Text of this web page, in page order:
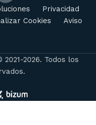
Privacidad
Cookies
Aviso
2026. Todos los